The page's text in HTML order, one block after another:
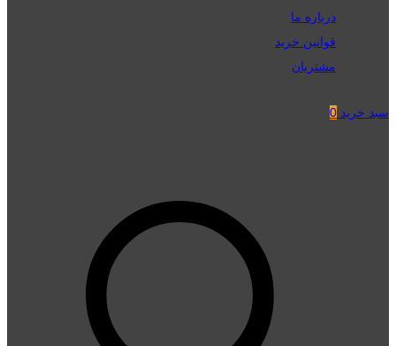
درباره ما
قوانین خرید
مشتریان
سبد خرید 0